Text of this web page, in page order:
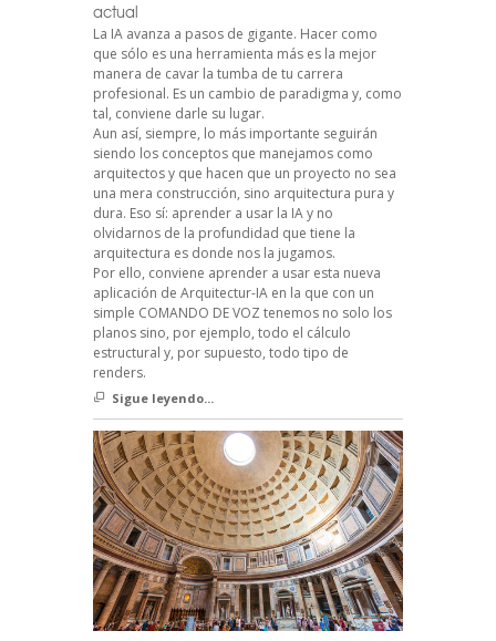
actual
La IA avanza a pasos de gigante. Hacer como
que sólo es una herramienta más es la mejor
manera de cavar la tumba de tu carrera
profesional. Es un cambio de paradigma y, como
tal, conviene darle su lugar.
Aun así, siempre, lo más importante seguirán
siendo los conceptos que manejamos como
arquitectos y que hacen que un proyecto no sea
una mera construcción, sino arquitectura pura y
dura. Eso sí: aprender a usar la IA y no
olvidarnos de la profundidad que tiene la
arquitectura es donde nos la jugamos.
Por ello, conviene aprender a usar esta nueva
aplicación de Arquitectur-IA en la que con un
simple COMANDO DE VOZ tenemos no solo los
planos sino, por ejemplo, todo el cálculo
estructural y, por supuesto, todo tipo de
renders.
Sigue leyendo...